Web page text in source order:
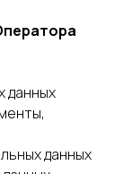
данных
данных